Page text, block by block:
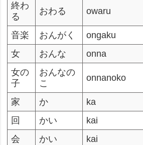
終わ
る
おわる owaru
音楽 おんがく ongaku
女
おんな onna
女の
子
おんなの
こ
onnanoko
家 か ka
回
かい kai
会
かい kai